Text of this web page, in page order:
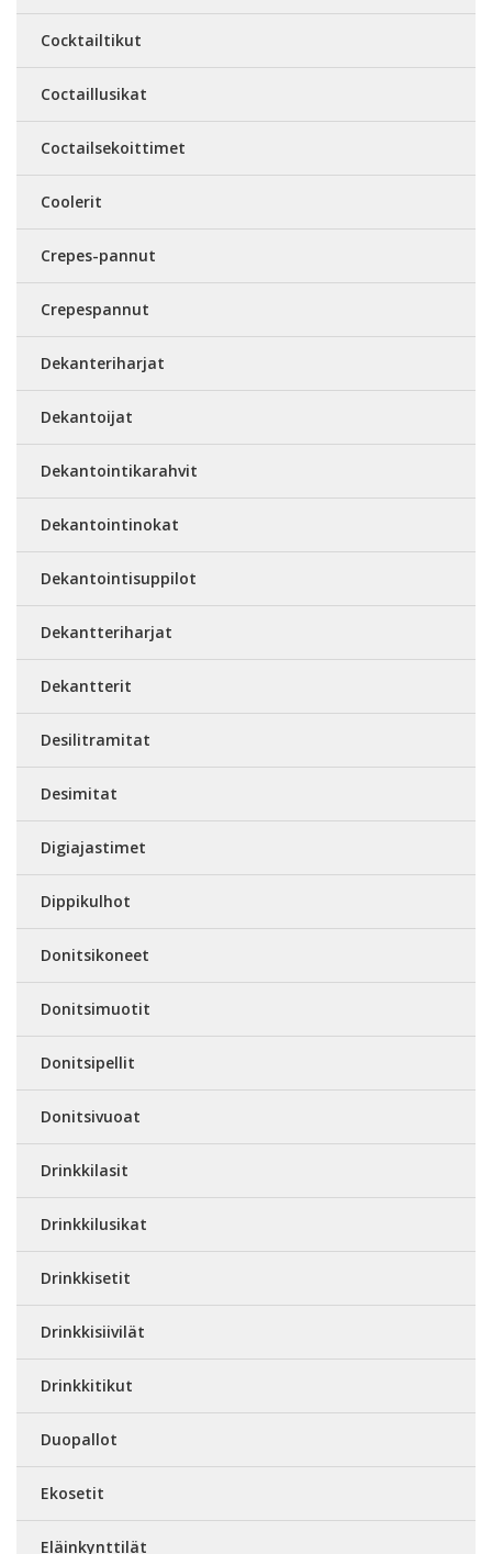
Cocktailtikut
Coctaillusikat
Coctailsekoittimet
Coolerit
Crepes-pannut
Crepespannut
Dekanteriharjat
Dekantoijat
Dekantointikarahvit
Dekantointinokat
Dekantointisuppilot
Dekantteriharjat
Dekantterit
Desilitramitat
Desimitat
Digiajastimet
Dippikulhot
Donitsikoneet
Donitsimuotit
Donitsipellit
Donitsivuoat
Drinkkilasit
Drinkkilusikat
Drinkkisetit
Drinkkisiivilät
Drinkkitikut
Duopallot
Ekosetit
Eläinkynttilät